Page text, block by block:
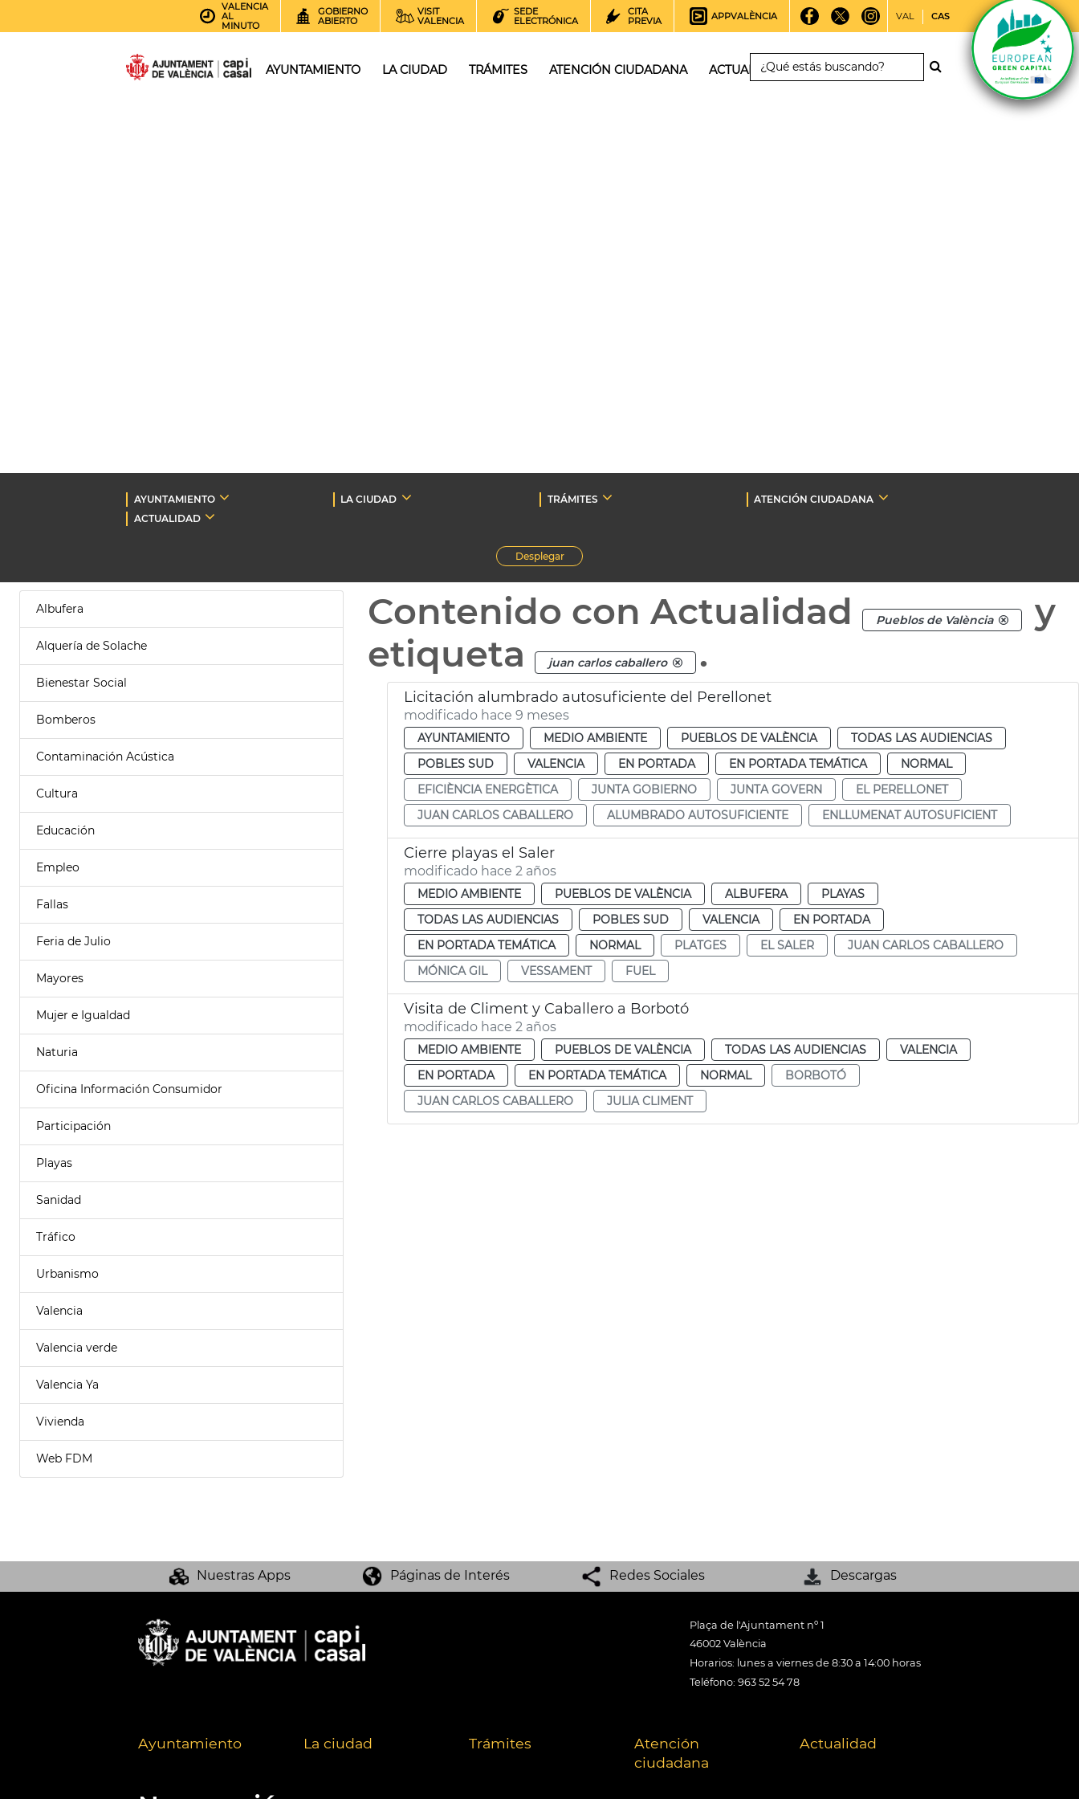
VALENCIA
AL
MINUTO
GOBIERNO
ABIERTO
VISIT
VALENCIA
SEDE
ELECTRÓNICA
CITA
PREVIA
APPVALÈNCIA VAL CAS
AYUNTAMIENTO LA CIUDAD TRÁMITES ATENCIÓN CIUDADANA ACTUALIDAD
AYUNTAMIENTO LA CIUDAD TRÁMITES
ATENCIÓN CIUDADANA
ACTUALIDAD
Desplegar
Albufera
Alquería de Solache
Bienestar Social
Bomberos
Contaminación Acústica
Cultura
Educación
Empleo
Fallas
Feria de Julio
Mayores
Mujer e Igualdad
Naturia
Oficina Información Consumidor
Participación
Playas
Sanidad
Tráfico
Urbanismo
Valencia
Valencia verde
Valencia Ya
Vivienda
Web FDM
Contenido con Actualidad Pueblos de València
y
etiqueta
juan carlos caballero .
Licitación alumbrado autosuficiente del Perellonet
modificado hace 9 meses
AYUNTAMIENTO MEDIO AMBIENTE PUEBLOS DE VALÈNCIA
TODAS LAS AUDIENCIAS
POBLES SUD
VALENCIA EN PORTADA EN PORTADA TEMÁTICA
NORMAL
EFICIÈNCIA ENERGÈTICA
JUNTA GOBIERNO JUNTA GOVERN
EL PERELLONET
JUAN CARLOS CABALLERO
ALUMBRADO AUTOSUFICIENTE ENLLUMENAT AUTOSUFICIENT
Cierre playas el Saler
modificado hace 2 años
MEDIO AMBIENTE PUEBLOS DE VALÈNCIA ALBUFERA
PLAYAS
TODAS LAS AUDIENCIAS
POBLES SUD VALENCIA
EN PORTADA
EN PORTADA TEMÁTICA
NORMAL PLATGES EL SALER
JUAN CARLOS CABALLERO
MÓNICA GIL
VESSAMENT FUEL
Visita de Climent y Caballero a Borbotó
modificado hace 2 años
MEDIO AMBIENTE PUEBLOS DE VALÈNCIA TODAS LAS AUDIENCIAS
VALENCIA
EN PORTADA
EN PORTADA TEMÁTICA NORMAL
BORBOTÓ
JUAN CARLOS CABALLERO
JULIA CLIMENT
Nuestras Apps Páginas de Interés Redes Sociales Descargas
Plaça de l'Ajuntament nº 1
46002 València
Horarios: lunes a viernes de 8:30 a 14:00 horas
Teléfono: 963 52 54 78
Ayuntamiento La ciudad Trámites
Atención
ciudadana
Actualidad